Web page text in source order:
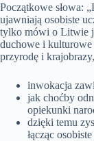
Początkowe słowa:
ujawniają osobiste
tylko mówi o Litwie
duchowe i kulturowe
przyrodę i
inwokacja
jak choćby
opiekunki
dzięki temu
łącząc